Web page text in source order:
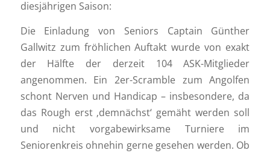
diesjährigen Saison:
Die Einladung von Seniors Captain Günther
Gallwitz zum fröhlichen Auftakt wurde von exakt
der Hälfte der derzeit 104 ASK-Mitglieder
angenommen. Ein 2er-Scramble zum Angolfen
schont Nerven und Handicap – insbesondere, da
das Rough erst ‚demnächst‘ gemäht werden soll
und nicht vorgabewirksame Turniere im
Seniorenkreis ohnehin gerne gesehen werden. Ob